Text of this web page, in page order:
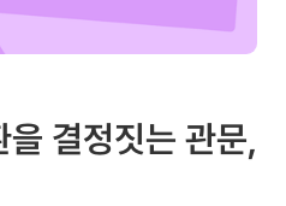
결정짓는 관문,